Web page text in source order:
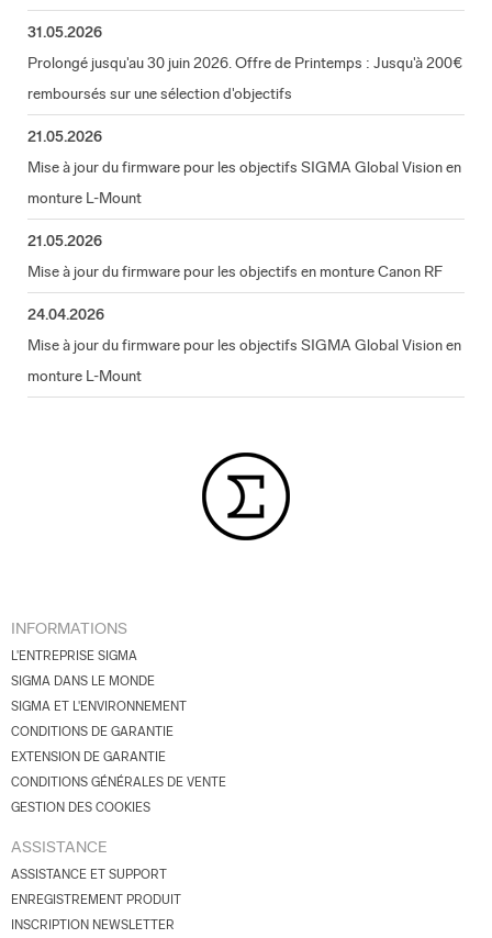
31.05.2026
Prolongé jusqu'au 30 juin 2026. Offre de Printemps : Jusqu'à 200€
remboursés sur une sélection d'objectifs
21.05.2026
Mise à jour du firmware pour les objectifs SIGMA Global Vision en
monture L-Mount
21.05.2026
Mise à jour du firmware pour les objectifs en monture Canon RF
24.04.2026
Mise à jour du firmware pour les objectifs SIGMA Global Vision en
monture L-Mount
INFORMATIONS
L'ENTREPRISE SIGMA
SIGMA DANS LE MONDE
SIGMA ET L'ENVIRONNEMENT
CONDITIONS DE GARANTIE
EXTENSION DE GARANTIE
CONDITIONS GÉNÉRALES DE VENTE
GESTION DES COOKIES
ASSISTANCE
ASSISTANCE ET SUPPORT
ENREGISTREMENT PRODUIT
INSCRIPTION NEWSLETTER